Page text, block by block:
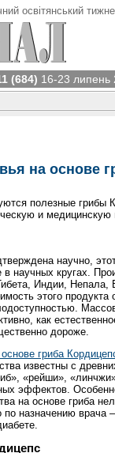
освітянський
(684) 16-23 липень
на основе
полезные грибы
и
научно,
научных кругах.
Индии, Непала,
этого продукта
как
дороже.
гриба
известны с
«рейши»,
эффектов.
на основе гриба
по назначению врача